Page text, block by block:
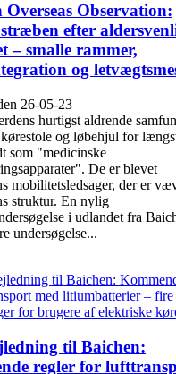
Overseas Observation:
efter
– smalle rammer,
og
26-05-23
hurtigst aldrende
og løbehjul for
som "medicinske
De er blevet
mobilitetsledsager, der er
struktur. En nylig
i udlandet fra
undersøgelse...
til Baichen:
regler for